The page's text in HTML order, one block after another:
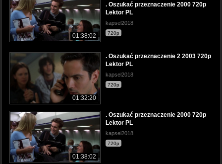
01:38:02
. Oszukać przeznaczenie 2000 720p
Lektor PL
kapsel2018
720p
01:32:20
. Oszukać przeznaczenie 2 2003 720p
Lektor PL
kapsel2018
720p
01:38:02
. Oszukać przeznaczenie 2000 720p
Lektor PL
kapsel2018
720p